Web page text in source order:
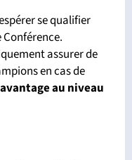
se qualifier
assurer de
en cas de
au niveau